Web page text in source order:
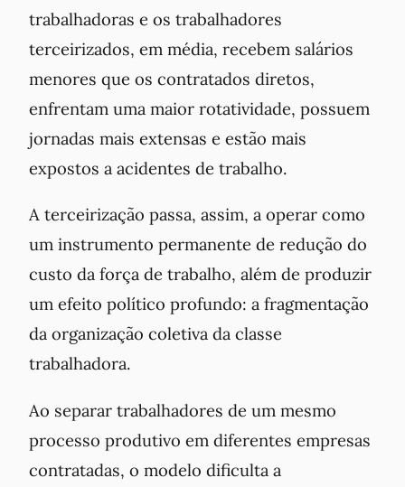
trabalhadoras e os trabalhadores
terceirizados, em média, recebem salários
menores que os contratados diretos,
enfrentam uma maior rotatividade, possuem
jornadas mais extensas e estão mais
expostos a acidentes de trabalho.
A terceirização passa, assim, a operar como
um instrumento permanente de redução do
custo da força de trabalho, além de produzir
um efeito político profundo: a fragmentação
da organização coletiva da classe
trabalhadora.
Ao separar trabalhadores de um mesmo
processo produtivo em diferentes empresas
contratadas, o modelo dificulta a